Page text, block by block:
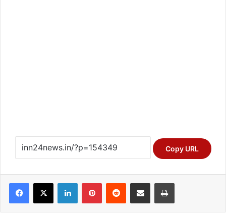
Copy URL
Facebook
X LinkedInPinterestReddit Share via Email Print